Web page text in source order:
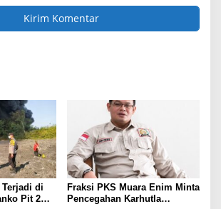
Terjadi di
Pit 2
Fraksi PKS Muara Enim Minta
Pencegahan Karhutla